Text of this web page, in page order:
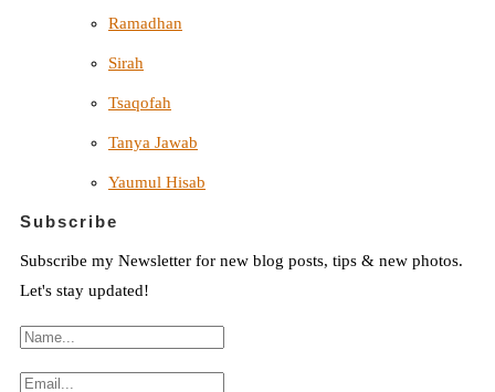
Ramadhan
Sirah
Tsaqofah
Tanya Jawab
Yaumul Hisab
Subscribe
Subscribe my Newsletter for new blog posts, tips & new photos.
Let's stay updated!